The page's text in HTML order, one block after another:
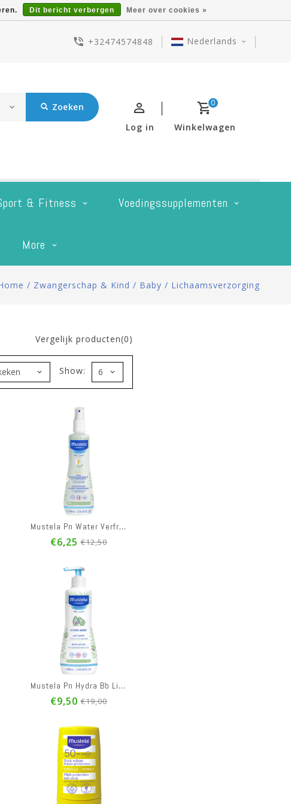
+32474574848 Nederlands
Zoeken 0
Winkelwagen
Log in
& Fitness Voedingssupplementen
More
/ Zwangerschap & Kind / Baby / Lichaamsverzorging
Vergelijk producten(0)
Show:
Mustela Pn Water Verfrissend 200ml
€6,25 €12,50
Mustela Pn Hydra Bb Lichaamsmelk 500ml
€9,50 €19,00
Dit bericht verbergen Meer over cookies »